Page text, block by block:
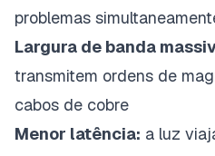
problemas
Largura de banda
transmitem ordens de
cabos de cobre
Menor latência: a luz